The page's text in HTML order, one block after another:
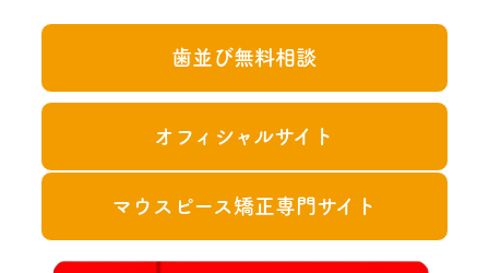
歯並び無料相談
オフィシャルサイト
マウスピース矯正専門サイト